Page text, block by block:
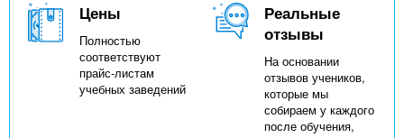
Цены
Полностью
соответствуют
прайс-листам
учебных заведений
Реальные
отзывы
На основании
отзывов учеников,
которые мы
собираем у каждого
после обучения,